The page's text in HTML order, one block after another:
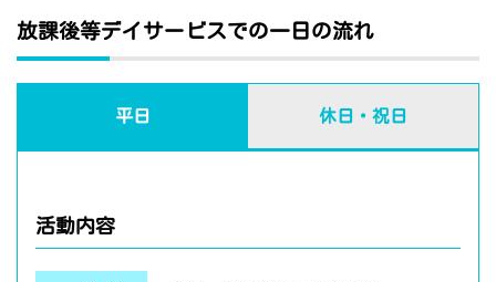
放課後等デイサービスでの一日の流れ
平日 休日・祝日
活動内容